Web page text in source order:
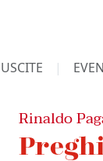
USCITE
Rinaldo